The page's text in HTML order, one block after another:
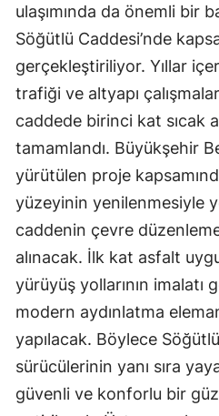
ulaşımında da önemli bir
Söğütlü Caddesi’nde
gerçekleştiriliyor. Yıllar
trafiği ve altyapı
caddede birinci kat sıcak
tamamlandı. Büyükşehir
yürütülen proje
yüzeyinin yenilenmesiyle
caddenin çevre
alınacak. İlk kat asfalt
yürüyüş yollarının imalatı
modern aydınlatma
yapılacak. Böylece
sürücülerinin yanı sıra
güvenli ve konforlu bir